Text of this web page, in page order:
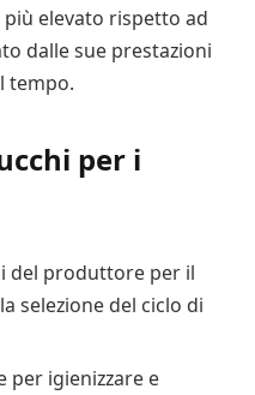
elevato rispetto ad
dalle sue prestazioni
tempo.
per i
del produttore per il
selezione del ciclo di
per igienizzare e